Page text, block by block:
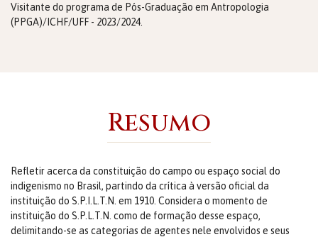
Visitante do programa de Pós-Graduação em Antropologia
(PPGA)/ICHF/UFF - 2023/2024.
Resumo
Refletir acerca da constituição do campo ou espaço social do
indigenismo no Brasil, partindo da crítica à versão oficial da
instituição do S.P.I.L.T.N. em 1910. Considera o momento de
instituição do S.P.L.T.N. como de formação desse espaço,
delimitando-se as categorias de agentes nele envolvidos e seus